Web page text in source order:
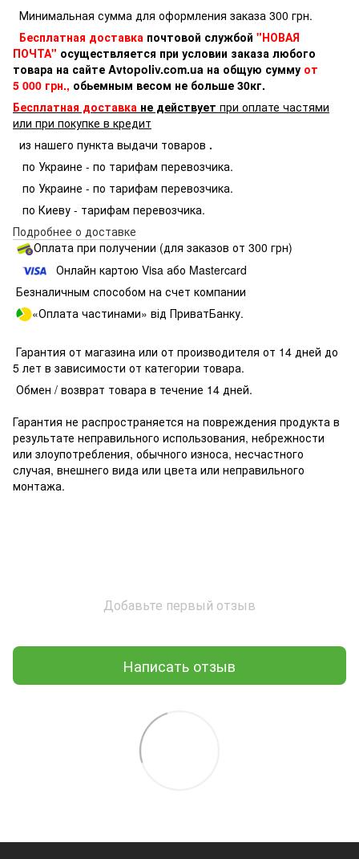
Минимальная сумма для оформления заказа 300 грн.
Бесплатная доставка почтовой службой "НОВАЯ
ПОЧТА" осуществляется при условии заказа любого
товара на сайте Avtopoliv.com.ua на общую сумму от
5 000 грн., обьемным весом не больше 30кг.
Бесплатная доставка не действует при оплате частями
или при покупке в кредит
из нашего пункта выдачи товаров .
по Украине - по тарифам перевозчика.
по Украине - по тарифам перевозчика.
по Киеву - тарифам перевозчика.
Подробнее о доставке
Оплата при получении (для заказов от 300 грн)
Онлайн картою Visa або Mastercard
Безналичным способом на счет компании
«Оплата частинами» від ПриватБанку.
Гарантия от магазина или от производителя от 14 дней до
5 лет в зависимости от категории товара.
Обмен / возврат товара в течение 14 дней.
Гарантия не распространяется на повреждения продукта в
результате неправильного использования, небрежности
или злоупотребления, обычного износа, несчастного
случая, внешнего вида или цвета или неправильного
монтажа.
Добавьте первый отзыв
Написать отзыв